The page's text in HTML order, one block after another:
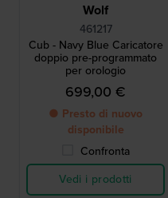
Wolf
461217
Cub - Navy Blue Caricatore
doppio pre-programmato
per orologio
699,00 €
● Presto di nuovo
disponibile
Confronta
Vedi i prodotti